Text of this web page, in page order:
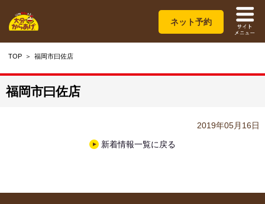
ネット予約
TOP 福岡市曰佐店
福岡市曰佐店
2019年05月16日
新着情報一覧に戻る